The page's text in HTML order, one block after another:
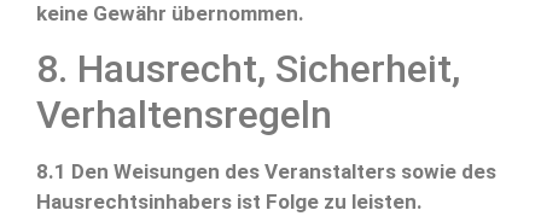
keine Gewähr übernommen.
8. Hausrecht, Sicherheit,
Verhaltensregeln
8.1 Den Weisungen des Veranstalters sowie des
Hausrechtsinhabers ist Folge zu leisten.